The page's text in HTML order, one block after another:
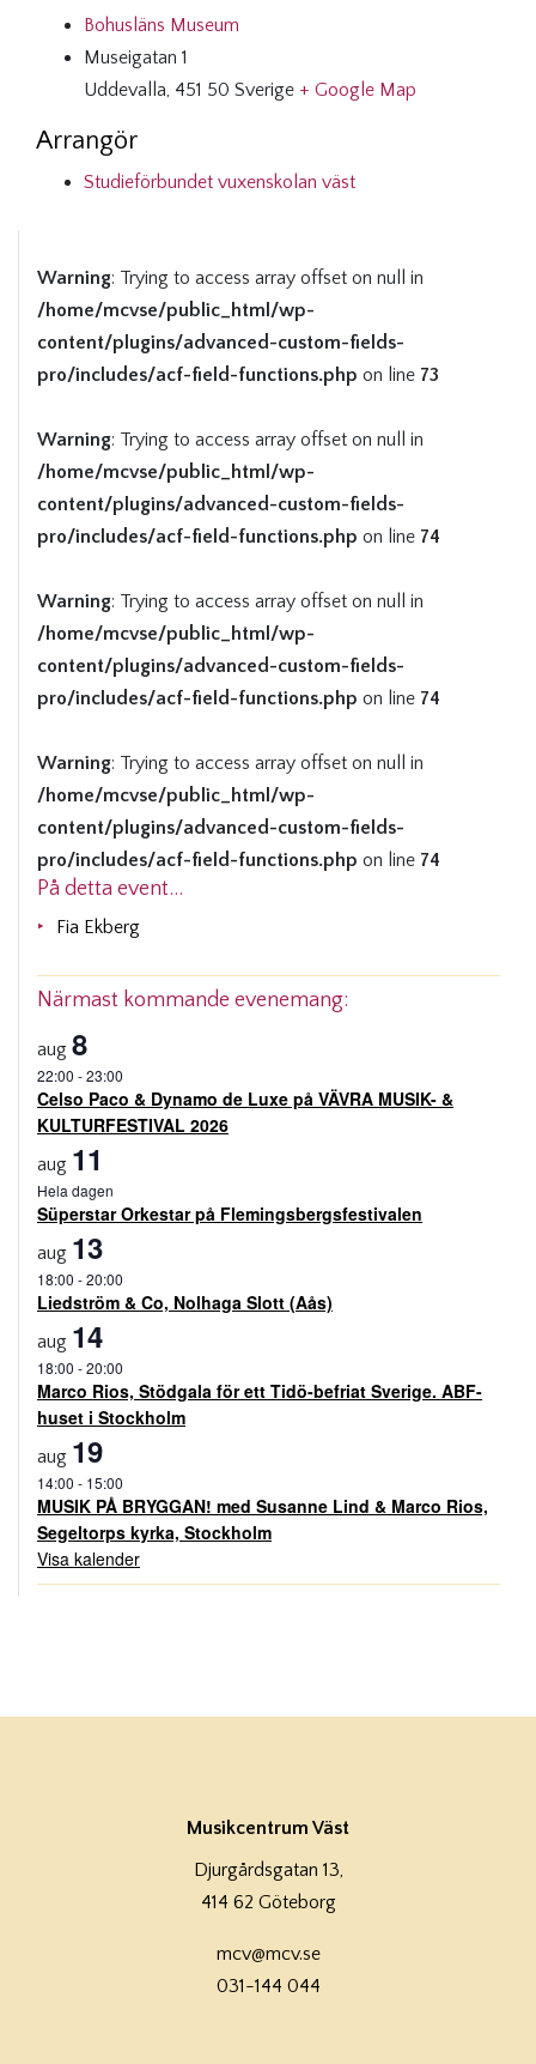
Bohusläns Museum
Museigatan 1
Uddevalla, 451 50 Sverige + Google Map
Arrangör
Studieförbundet vuxenskolan väst
Warning: Trying to access array offset on null in
/home/mcvse/public_html/wp-
content/plugins/advanced-custom-fields-
pro/includes/acf-field-functions.php on line 73
Warning: Trying to access array offset on null in
/home/mcvse/public_html/wp-
content/plugins/advanced-custom-fields-
pro/includes/acf-field-functions.php on line 74
Warning: Trying to access array offset on null in
/home/mcvse/public_html/wp-
content/plugins/advanced-custom-fields-
pro/includes/acf-field-functions.php on line 74
Warning: Trying to access array offset on null in
/home/mcvse/public_html/wp-
content/plugins/advanced-custom-fields-
pro/includes/acf-field-functions.php on line 74
På detta event...
Fia Ekberg
Närmast kommande evenemang:
aug 8
22:00 -23:00
Celso Paco & Dynamo de Luxe på VÄVRA MUSIK- &
KULTURFESTIVAL 2026
aug 11
Hela dagen
Süperstar Orkestar på Flemingsbergsfestivalen
aug 13
18:00 -20:00
Liedström & Co, Nolhaga Slott (Aås)
aug 14
18:00 -20:00
Marco Rios, Stödgala för ett Tidö-befriat Sverige. ABF-
huset i Stockholm
aug 19
14:00 - 15:00
MUSIK PÅ BRYGGAN! med Susanne Lind & Marco Rios,
Segeltorps kyrka, Stockholm
Visa kalender
Musikcentrum Väst
Djurgårdsgatan 13,
414 62 Göteborg
mcv@mcv.se
031-144 044